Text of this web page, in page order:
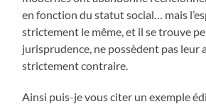
en fonction du statut social… mais
strictement le même, et il se trouve
jurisprudence, ne possèdent pas leur
strictement contraire.
Ainsi puis-je vous citer un exemple